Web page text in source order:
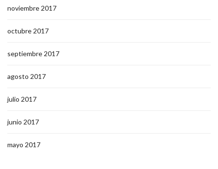
noviembre 2017
octubre 2017
septiembre 2017
agosto 2017
julio 2017
junio 2017
mayo 2017